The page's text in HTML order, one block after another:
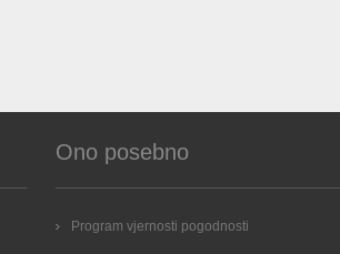
Ono posebno
Program vjernosti pogodnosti